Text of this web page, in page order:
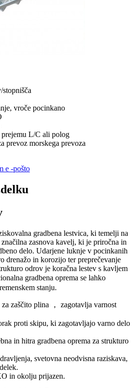
stopnišča
vroče pocinkano
prejemu L/C ali polog
prevoz morskega prevoza
e -pošto
gradbena lestvica, ki temelji na
zasnova kavelj, ki je priročna in
delo. Udarjene luknje v pocinkanih
drenažo in korozijo ter preprečevanje
odrov je koračna lestev s kavljem
gradbena oprema se lahko
stanju.
zaščito plina ， zagotavlja varnost
proti skipu, ki zagotavljajo varno delo
in hitra gradbena oprema za strukturo
svetovna neodvisna raziskava,
in okolju prijazen.